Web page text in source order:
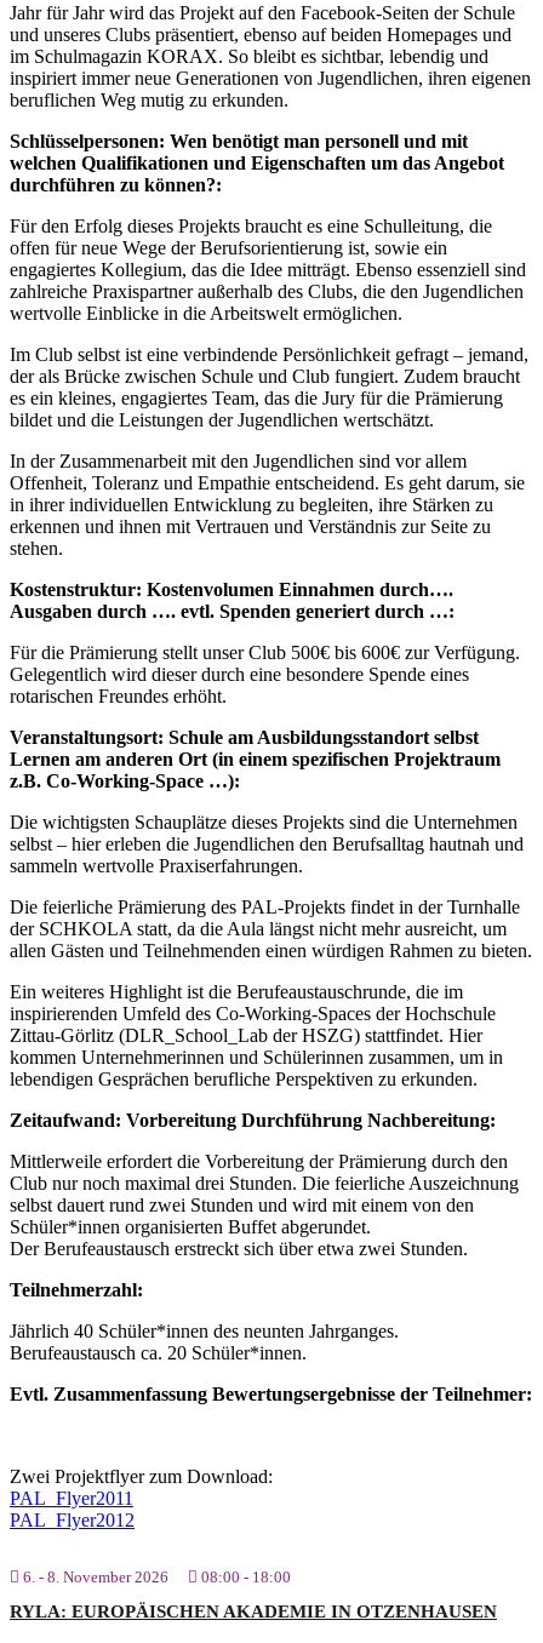
Jahr für Jahr wird das Projekt auf den Facebook-Seiten der Schule
und unseres Clubs präsentiert, ebenso auf beiden Homepages und
im Schulmagazin KORAX. So bleibt es sichtbar, lebendig und
inspiriert immer neue Generationen von Jugendlichen, ihren eigenen
beruflichen Weg mutig zu erkunden.
Schlüsselpersonen: Wen benötigt man personell und mit
welchen Qualifikationen und Eigenschaften um das Angebot
durchführen zu können?:
Für den Erfolg dieses Projekts braucht es eine Schulleitung, die
offen für neue Wege der Berufsorientierung ist, sowie ein
engagiertes Kollegium, das die Idee mitträgt. Ebenso essenziell sind
zahlreiche Praxispartner außerhalb des Clubs, die den Jugendlichen
wertvolle Einblicke in die Arbeitswelt ermöglichen.
Im Club selbst ist eine verbindende Persönlichkeit gefragt – jemand,
der als Brücke zwischen Schule und Club fungiert. Zudem braucht
es ein kleines, engagiertes Team, das die Jury für die Prämierung
bildet und die Leistungen der Jugendlichen wertschätzt.
In der Zusammenarbeit mit den Jugendlichen sind vor allem
Offenheit, Toleranz und Empathie entscheidend. Es geht darum, sie
in ihrer individuellen Entwicklung zu begleiten, ihre Stärken zu
erkennen und ihnen mit Vertrauen und Verständnis zur Seite zu
stehen.
Kostenstruktur: Kostenvolumen Einnahmen durch….
Ausgaben durch …. evtl. Spenden generiert durch …:
Für die Prämierung stellt unser Club 500€ bis 600€ zur Verfügung.
Gelegentlich wird dieser durch eine besondere Spende eines
rotarischen Freundes erhöht.
Veranstaltungsort: Schule am Ausbildungsstandort selbst
Lernen am anderen Ort (in einem spezifischen Projektraum
z.B. Co-Working-Space …):
Die wichtigsten Schauplätze dieses Projekts sind die Unternehmen
selbst – hier erleben die Jugendlichen den Berufsalltag hautnah und
sammeln wertvolle Praxiserfahrungen.
Die feierliche Prämierung des PAL-Projekts findet in der Turnhalle
der SCHKOLA statt, da die Aula längst nicht mehr ausreicht, um
allen Gästen und Teilnehmenden einen würdigen Rahmen zu bieten.
Ein weiteres Highlight ist die Berufeaustauschrunde, die im
inspirierenden Umfeld des Co-Working-Spaces der Hochschule
Zittau-Görlitz (DLR_School_Lab der HSZG) stattfindet. Hier
kommen Unternehmerinnen und Schülerinnen zusammen, um in
lebendigen Gesprächen berufliche Perspektiven zu erkunden.
Zeitaufwand: Vorbereitung Durchführung Nachbereitung:
Mittlerweile erfordert die Vorbereitung der Prämierung durch den
Club nur noch maximal drei Stunden. Die feierliche Auszeichnung
selbst dauert rund zwei Stunden und wird mit einem von den
Schüler*innen organisierten Buffet abgerundet.
Der Berufeaustausch erstreckt sich über etwa zwei Stunden.
Teilnehmerzahl:
Jährlich 40 Schüler*innen des neunten Jahrganges.
Berufeaustausch ca. 20 Schüler*innen.
Evtl. Zusammenfassung Bewertungsergebnisse der Teilnehmer:
Zwei Projektflyer zum Download:
PAL_Flyer2011
PAL_Flyer2012
6. - 8. November 2026 08:00 - 18:00
RYLA: EUROPÄISCHEN AKADEMIE IN OTZENHAUSEN